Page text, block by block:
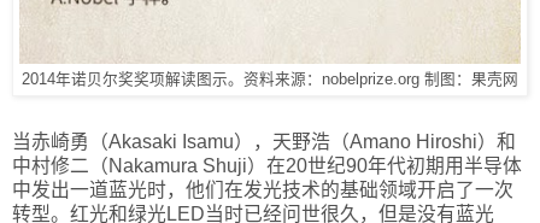
2014年诺贝尔奖奖项解读图示。资料来源：nobelprize.org 制图：果壳网
当赤崎勇（Akasaki Isamu），天野浩（Amano Hiroshi）和
中村修二（Nakamura Shuji）在20世纪90年代初期用半导体
中发出一道蓝光时，他们在发光技术的基础领域开启了一次
转型。红光和绿光LED当时已经问世很久，但是没有蓝光